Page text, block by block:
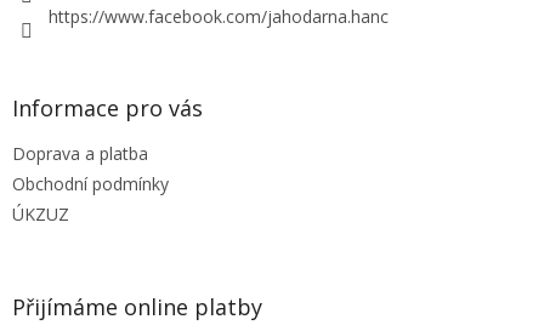
https://www.facebook.com/jahodarna.hanc
Informace pro vás
Doprava a platba
Obchodní podmínky
ÚKZUZ
Přijímáme online platby